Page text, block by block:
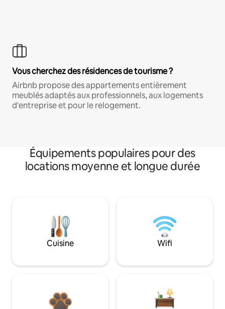
Vous cherchez des résidences de tourisme ?
Airbnb propose des appartements entièrement
meublés adaptés aux professionnels, aux logements
d'entreprise et pour le relogement.
Équipements populaires pour des
locations moyenne et longue durée
Cuisine Wifi